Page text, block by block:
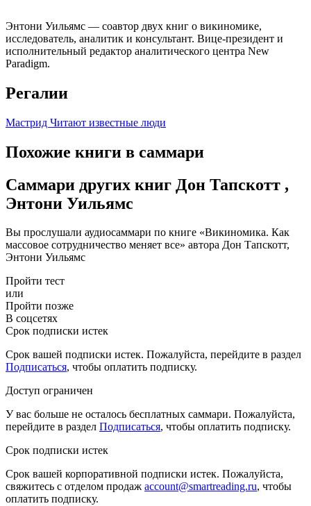
Энтони Уильямс — соавтор двух книг о викиномике,
исследователь, аналитик и консультант. Вице-президент и
исполнительный редактор аналитического центра New
Paradigm.
Регалии
Мастрид Читают известные люди
Похожие книги в саммари
Саммари других книг Дон Тапскотт ,
Энтони Уильямс
Вы прослушали аудиосаммари по книге «Викиномика. Как
массовое сотрудничество меняет все» автора Дон Тапскотт,
Энтони Уильямс
Пройти тест
или
Пройти позже
В соцсетях
Срок подписки истек
Срок вашей подписки истек. Пожалуйста, перейдите в раздел
Подписаться, чтобы оплатить подписку.
Доступ ограничен
У вас больше не осталось бесплатных саммари. Пожалуйста,
перейдите в раздел Подписаться, чтобы оплатить подписку.
Срок подписки истек
Срок вашей корпоративной подписки истек. Пожалуйста,
свяжитесь с отделом продаж account@smartreading.ru, чтобы
оплатить подписку.